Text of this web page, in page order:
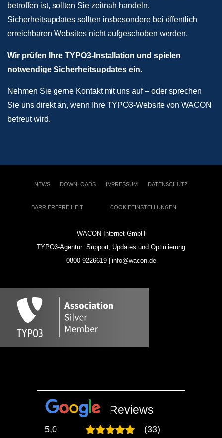
betroffen ist, sollten Sie zeitnah handeln.
Sicherheitsupdates sollten insbesondere bei öffentlich
erreichbaren Websites nicht aufgeschoben werden.
Wir prüfen Ihre TYPO3-Installation und spielen
notwendige Sicherheitsupdates ein.
Nehmen Sie gerne Kontakt mit uns auf – oder sprechen
Sie uns direkt an, wenn Ihre TYPO3-Website von WACON
betreut wird.
NEWS DOWNLOADS IMPRESSUM DATENSCHUTZ
BARRIEREFREIHEIT COOKIEEINSTELLUNGEN
WACON Internet GmbH
TYPO3-Agentur: Support, Updates und Optimierung
0800-9226619 | info@wacon.de
Reviews
5,0 (33)